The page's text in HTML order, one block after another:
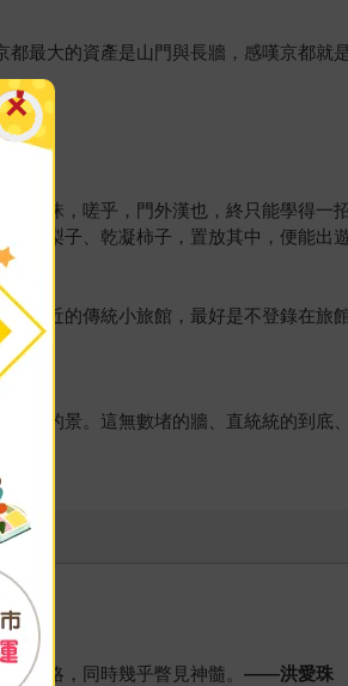
最大的資產是山門與長牆，感嘆京都就
中三昧，嗟乎，門外漢也，終只能學得
、梨子、乾凝柿子，置放其中，便能出遊
附近的傳統小旅館，最好是不登錄在旅
美的景。這無數堵的牆、直統統的到底
廓的略，同時幾乎瞥見神髓。——洪愛珠